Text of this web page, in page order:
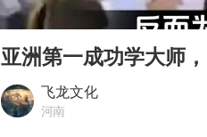
百花奖
美股存
Play
00:00
亚洲第一成功学大师
飞龙文化
河南